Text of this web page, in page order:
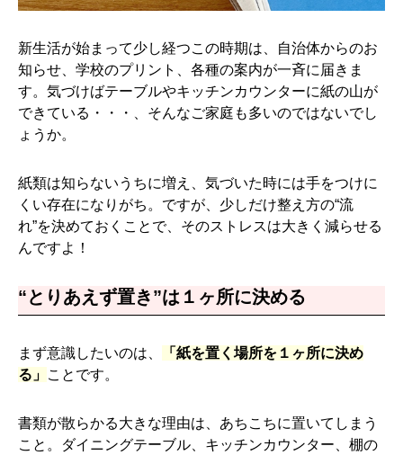
新生活が始まって少し経つこの時期は、自治体からのお
知らせ、学校のプリント、各種の案内が一斉に届きま
す。気づけばテーブルやキッチンカウンターに紙の山が
できている・・・、そんなご家庭も多いのではないでし
ょうか。
紙類は知らないうちに増え、気づいた時には手をつけに
くい存在になりがち。ですが、少しだけ整え方の“流
れ”を決めておくことで、そのストレスは大きく減らせる
んですよ！
“とりあえず置き”は１ヶ所に決める
まず意識したいのは、
「紙を置く場所を１ヶ所に決め
る」 ことです。
書類が散らかる大きな理由は、あちこちに置いてしまう
こと。ダイニングテーブル、キッチンカウンター、棚の